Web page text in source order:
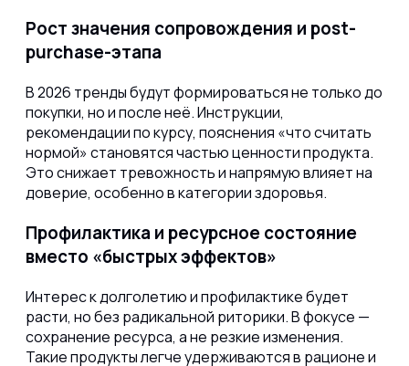
Рост значения сопровождения и post-
purchase-этапа
В 2026 тренды будут формироваться не только до
покупки, но и после неё. Инструкции,
рекомендации по курсу, пояснения «что считать
нормой» становятся частью ценности продукта.
Это снижает тревожность и напрямую влияет на
доверие, особенно в категории здоровья.
Профилактика и ресурсное состояние
вместо «быстрых эффектов»
Интерес к долголетию и профилактике будет
расти, но без радикальной риторики. В фокусе —
сохранение ресурса, а не резкие изменения.
Такие продукты легче удерживаются в рационе и